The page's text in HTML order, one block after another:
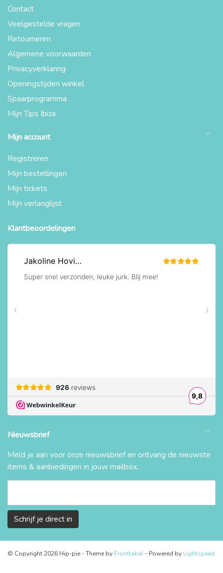
Contact
Veelgestelde vragen
Retourneren
Algemene voorwaarden
Privacyverklaring
Openingstijden winkel
Spaarprogramma
Mijn Tips Ibiza
Mijn account
Registreren
Mijn bestellingen
Mijn tickets
Mijn verlanglijst
Klantbeoordelingen
Nieuwsbrief
Meld je aan voor onze nieuwsbrief en ontvang de nieuwste
items & aanbiedingen in jouw mailbox.
Schrijf je direct in
© Copyright 2026 Hip-pie - Theme by Frontlabel - Powered by Lightspeed